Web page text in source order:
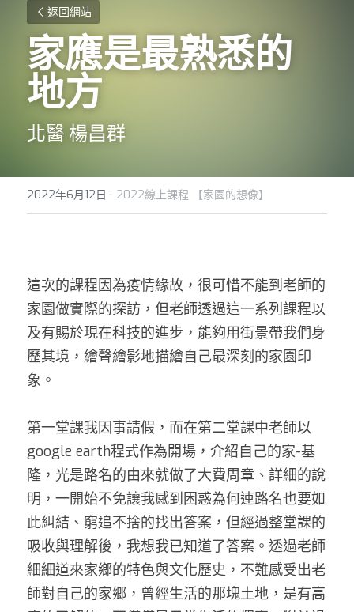
返回網站
家應是最熟悉的
地方
北醫 楊昌群
2022年6月12日 · 2022線上課程 【家園的想像】
這次的課程因為疫情緣故，很可惜不能到老師的
家園做實際的探訪，但老師透過這一系列課程以
及有賜於現在科技的進步，能夠用街景帶我們身
歷其境，繪聲繪影地描繪自己最深刻的家園印
象。
第一堂課我因事請假，而在第二堂課中老師以
google earth程式作為開場，介紹自己的家-基
隆，光是路名的由來就做了大費周章、詳細的說
明，一開始不免讓我感到困惑為何連路名也要如
此糾結、窮追不捨的找出答案，但經過整堂課的
吸收與理解後，我想我已知道了答案。透過老師
細細道來家鄉的特色與文化歷史，不難感受出老
師對自己的家鄉，曾經生活的那塊土地，是有高